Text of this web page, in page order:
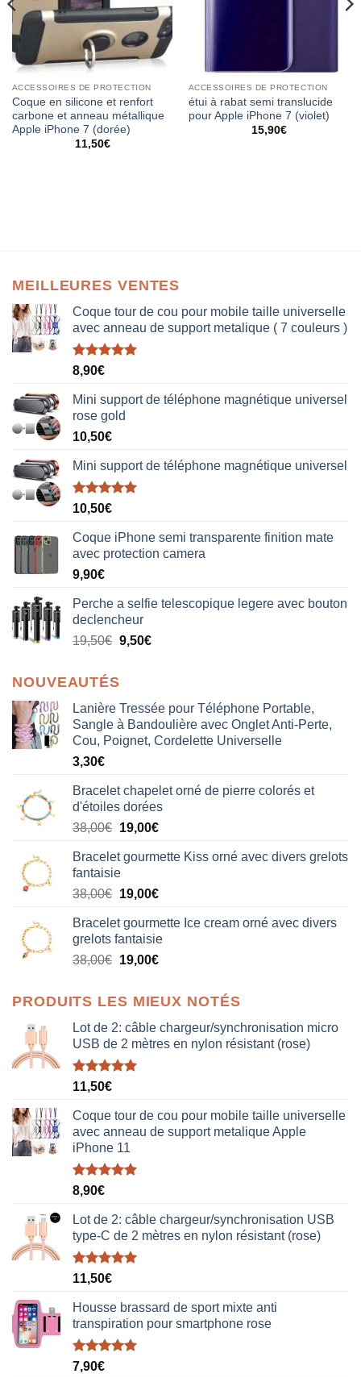
ACCESSOIRES DE PROTECTION
Coque en silicone et renfort
carbone et anneau métallique
Apple iPhone 7 (dorée)
11,50€
ACCESSOIRES DE PROTECTION
étui à rabat semi translucide
pour Apple iPhone 7 (violet)
15,90€
MEILLEURES VENTES
Coque tour de cou pour mobile taille universelle
avec anneau de support metalique ( 7 couleurs )
Note5.00
8,90€
Mini support de téléphone magnétique universel
rose gold
10,50€
Mini support de téléphone magnétique universel
Note5.00
10,50€
Coque iPhone semi transparente finition mate
avec protection camera
9,90€
Perche a selfie telescopique legere avec bouton
declencheur
19,50€ 9,50€
NOUVEAUTÉS
Lanière Tressée pour Téléphone Portable,
Sangle à Bandoulière avec Onglet Anti-Perte,
Cou, Poignet, Cordelette Universelle
3,30€
Bracelet chapelet orné de pierre colorés et
d'étoiles dorées
38,00€ Le
initial
était :
38,00€.
19,00€Le
actuel
19,00€.
Bracelet gourmette Kiss orné avec divers grelots
fantaisie
38,00€ Le
initial
était :
38,00€.
19,00€Le
actuel
est :
19,00€.
Bracelet gourmette Ice cream orné avec divers
grelots fantaisie
38,00€ Le
était :
38,00€.
19,00€Le
est :
19,00€.
PRODUITS LES MIEUX NOTÉS
Lot de 2: câble chargeur/synchronisation micro
USB de 2 mètres en nylon résistant (rose)
Note5.00
11,50€
Coque tour de cou pour mobile taille universelle
avec anneau de support metalique Apple
iPhone 11
Note5.00
8,90€
Lot de 2: câble chargeur/synchronisation USB
type-C de 2 mètres en nylon résistant (rose)
Note5.00
11,50€
Housse brassard de sport mixte anti
transpiration pour smartphone rose
Note5.00
7,90€